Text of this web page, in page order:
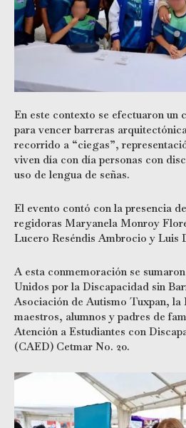
En este contexto se efectuaron un
para vencer barreras
recorrido a “ciegas”,
viven día con día personas con
uso de lengua de señas.
El evento contó con la presencia
regidoras Maryanela Monroy
Lucero Reséndis Ambrocio y Luis
A esta conmemoración se
Unidos por la Discapacidad sin
Asociación de Autismo Tuxpan, la
maestros, alumnos y padres de
Atención a Estudiantes con
(CAED) Cetmar No. 20.